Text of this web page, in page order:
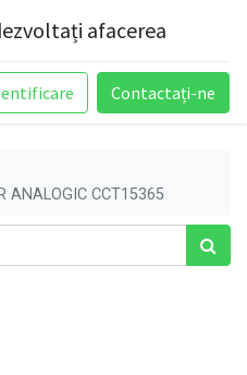
afacerea
Contactați-ne
ANALOGIC CCT15365